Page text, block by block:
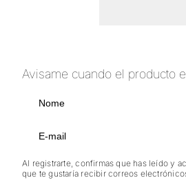
Avisame cuando el producto
Al registrarte, confirmas que has leído y
que te gustaría recibir correos